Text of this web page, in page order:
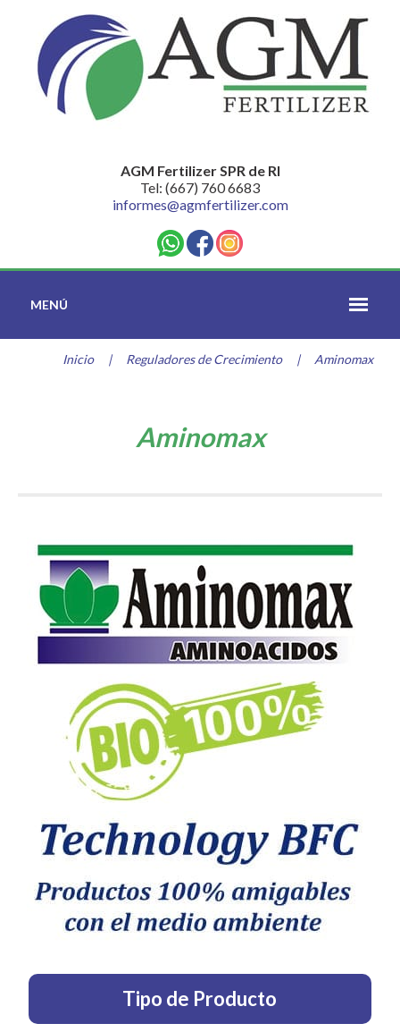
AGM Fertilizer SPR de RI
Tel: (667) 760 6683
informes@agmfertilizer.com
MENÚ
Inicio | Reguladores de Crecimiento | Aminomax
Aminomax
Tipo de Producto